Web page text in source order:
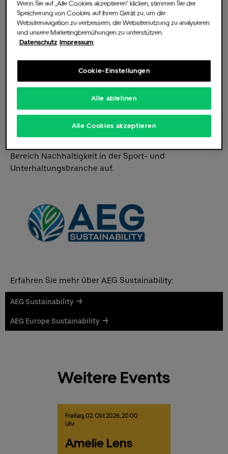
Für Veranstalter
Partner
zum Schutz unseres Planeten zu inspirieren. Wir
werden von der Mission geleitet,
verantwortungsbewusst zu handeln und den Einfluss
der Live-Unterhaltung zu nutzen, um den Planeten
für zukünftige Generationen zu erhalten. Seit 2008
sind wir auf dem Weg, Nachhaltigkeit in unser
globales Geschäft zu integrieren, mit dem
unerschütterlichen Engagement, die
Umweltauswirkungen in unseren Musik-, Sport-,
Bereich Nachhaltigkeit in der Sport- und
Unterhaltungsbranche auf.
Erfahren Sie mehr über AEG Sustainability:
AEG Sustainability
AEG Europe Sustainability
Weitere Events
Freitag,02.Okt2026,20:00
Uhr
Amelie Lens
Wenn Sie auf „Alle Cookies akzeptieren“ klicken, stimmen Sie der
Speicherung von Cookies auf Ihrem Gerät zu, um die
Websitenavigation zu verbessern, die Websitenutzung zu analysieren
und unsere Marketingbemühungen zu unterstützen.
Datenschutz Impressum
Cookie-Einstellungen
Alle ablehnen
Alle Cookies akzeptieren